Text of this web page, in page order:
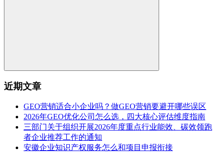
近期文章
GEO营销适合小企业吗？做GEO营销要避开哪些误区
2026年GEO优化公司怎么选，四大核心评估维度指南
三部门关于组织开展2026年度重点行业能效、碳效领跑
者企业推荐工作的通知
安徽企业知识产权服务怎么和项目申报衔接